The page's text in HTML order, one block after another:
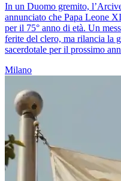
In un Duomo gremito,
annunciato che Papa Leone
per il 75° anno di età. Un
ferite del clero, ma rilancia la
sacerdotale per il prossimo
Milano